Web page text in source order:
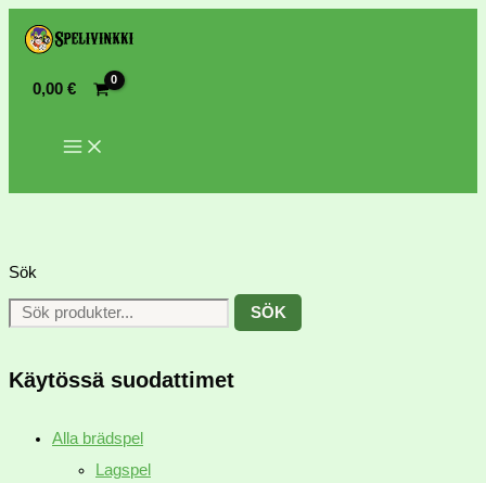
0,00€
Sök
SÖK
Käytössä suodattimet
Alla brädspel
Lagspel